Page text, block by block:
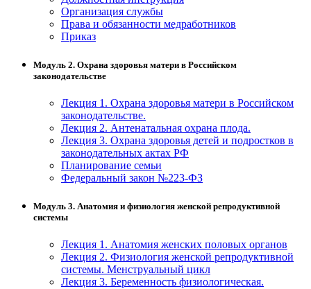
Изобразительное и прикладные виды
искусств
Средства массовой информации и
Управление в технических системах
Ветеринария и зоотехника
Подготовка к периодической
аккредитации
Основные Услуги
Дополнительные Услуги
Организация службы
Права и обязанности медработников
Приказ
Модуль 2. Охрана здоровья матери в Российском
законодательстве
Лекция 1. Охрана здоровья матери в Российском
законодательстве.
Лекция 2. Антенатальная охрана плода.
Лекция 3. Охрана здоровья детей и подростков в
законодательных актах РФ
Планирование семьи
Федеральный закон №223-ФЗ
Модуль 3. Анатомия и физиология женской репродуктивной
системы
Лекция 1. Анатомия женских половых органов
Лекция 2. Физиология женской репродуктивной
системы. Менструальный цикл
Лекция 3. Беременность физиологическая.